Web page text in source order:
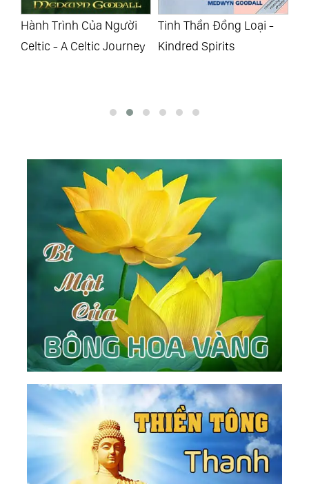
Hành Trình Của Người
Celtic - A Celtic Journey
Tinh Thần Đồng Loại -
Kindred Spirits